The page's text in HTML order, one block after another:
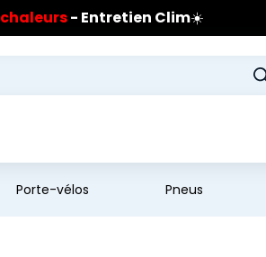
- Entretien Clim☀️
pneus Bridgestone
:réflexe sécurité🔥
sur les pneus Bridgestone
Porte-vélos Pneus